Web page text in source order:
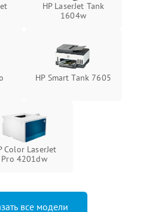
HP LaserJet Tank
1604w
HP Smart Tank 7605
Color LaserJet
Pro 4201dw
все модели